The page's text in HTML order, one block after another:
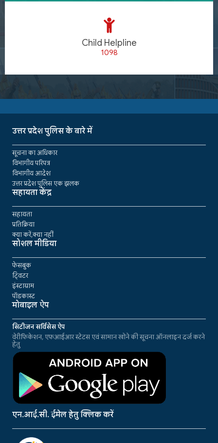
Child Helpline
1098
उत्तर प्रदेश पुलिस के बारे में
सूचना का अधिकार
विभागीय परिपत्र
विभागीय आदेश
उत्तर प्रदेश पुलिस एक झलक
सहायता केंद्र
सहायता
प्रतिक्रिया
क्या करें,क्या नहीं
सोशल मीडिया
फेसबुक
ट्विटर
इंस्टाग्राम
पॉडकास्ट
मोबाइल ऐप
सिटीजन सर्विसेस ऐप
वेरीफिकेशन, एफआईआर स्टेटस एवं सामान खोने की सूचना ऑनलाइन दर्ज करने
हेतु
एन.आई.सी. ईमेल हेतु क्लिक करें